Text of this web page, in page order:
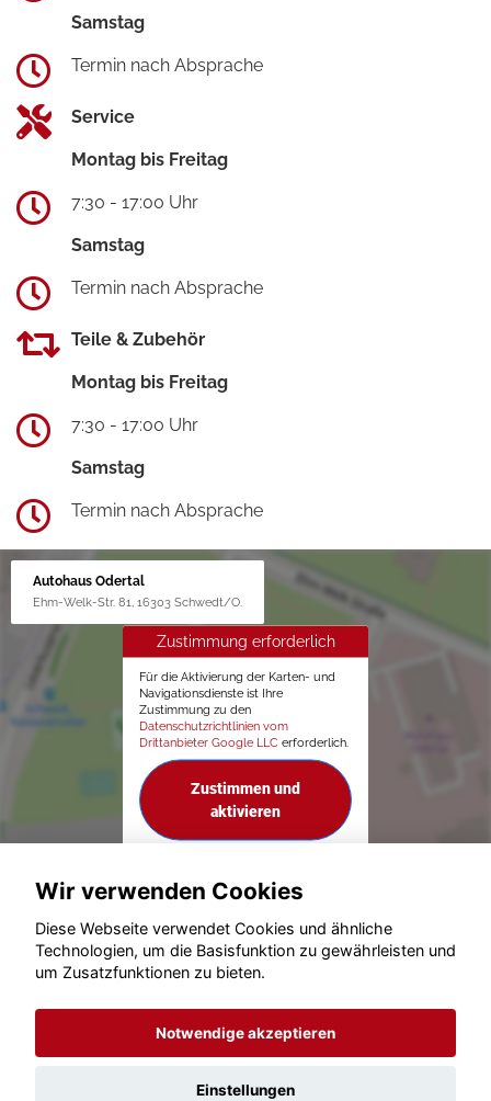
Samstag
Termin nach Absprache
Service
Montag bis Freitag
7:30 - 17:00 Uhr
Samstag
Termin nach Absprache
Teile & Zubehör
Montag bis Freitag
7:30 - 17:00 Uhr
Samstag
Termin nach Absprache
Autohaus Odertal
Ehm-Welk-Str. 81, 16303 Schwedt/O.
Zustimmung erforderlich
Für die Aktivierung der Karten- und
Navigationsdienste ist Ihre
Zustimmung zu den
Datenschutzrichtlinien vom
Drittanbieter Google LLC erforderlich.
Zustimmen und
aktivieren
© konjunkturmotor.de GmbH 2020 - 2026
Wir verwenden Cookies
Diese Webseite verwendet Cookies und ähnliche
Technologien, um die Basisfunktion zu gewährleisten und
um Zusatzfunktionen zu bieten.
Notwendige akzeptieren
Einstellungen